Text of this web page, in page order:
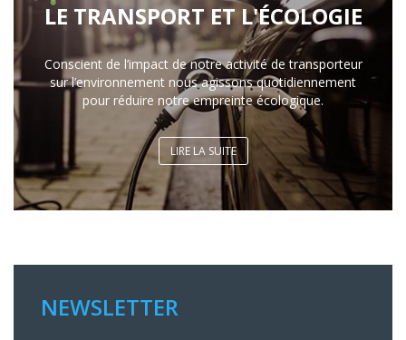
LE TRANSPORT ET L'ÉCOLOGIE
Conscient de l’impact de notre activité de transporteur
sur l’environnement nous agissons quotidiennement
pour réduire notre empreinte écologique.
LIRE LA SUITE
NEWSLETTER